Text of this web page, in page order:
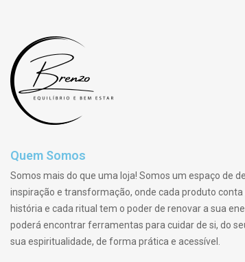
Quem Somos
Somos mais do que uma loja! Somos um espaço de
inspiração e transformação, onde cada produto conta
história e cada ritual tem o poder de renovar a sua
poderá encontrar ferramentas para cuidar de si, do
sua espiritualidade, de forma prática e acessível.